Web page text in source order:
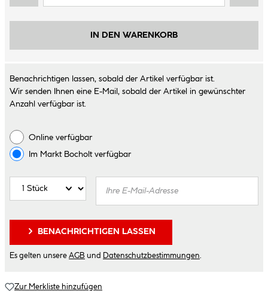
IN DEN WARENKORB
Benachrichtigen lassen, sobald der Artikel verfügbar ist.
Wir senden Ihnen eine E-Mail, sobald der Artikel in gewünschter
Anzahl verfügbar ist.
Online verfügbar
Im Markt Bocholtverfügbar
BENACHRICHTIGEN LASSEN
Es gelten unsere AGB und Datenschutzbestimmungen
Zur Merkliste hinzufügen